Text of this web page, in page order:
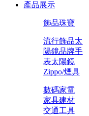
產品展示
飾品珠寶
流行飾品太
陽鏡品牌手
表太陽鏡
Zippo/煙具
數碼家電
家具建材
交通工具